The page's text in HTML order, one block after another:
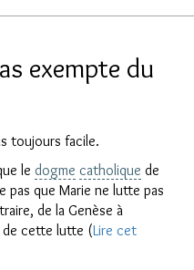
exempte du
toujours facile.
le dogme catholique de
pas que Marie ne lutte pas
de la Genèse à
de cette lutte (Lire cet